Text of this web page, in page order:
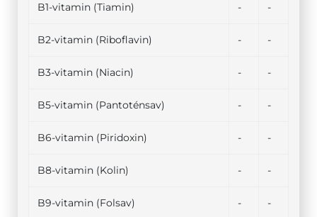
B1-vitamin (Tiamin) - -
B2-vitamin (Riboflavin) - -
B3-vitamin (Niacin) - -
B5-vitamin (Pantoténsav) - -
B6-vitamin (Piridoxin) - -
B8-vitamin (Kolin) - -
B9-vitamin (Folsav) - -